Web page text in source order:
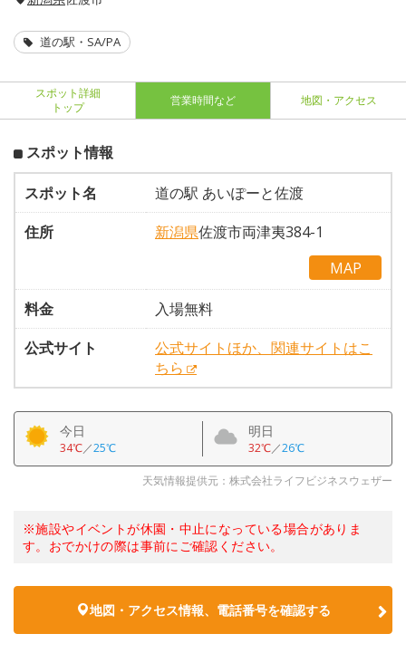
道の駅・SA/PA
スポット詳細
トップ
営業時間など 地図・アクセス
スポット情報
スポット名
道の駅 あいぽーと佐渡
住所
新潟県佐渡市両津夷384-1
MAP
料金
入場無料
公式サイト
公式サイトほか、関連サイトはこ
ちら
今日
34℃／25℃
明日
32℃／26℃
天気情報提供元：株式会社ライフビジネスウェザー
※施設やイベントが休園・中止になっている場合がありま
す。おでかけの際は事前にご確認ください。
地図・アクセス情報、電話番号を確認する